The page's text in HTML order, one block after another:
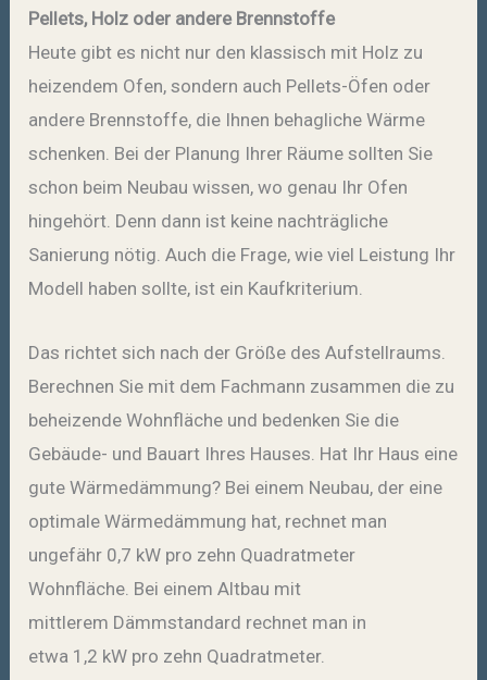
Pellets, Holz oder andere Brennstoffe
Heute gibt es nicht nur den klassisch mit Holz zu
heizendem Ofen, sondern auch Pellets-Öfen oder
andere Brennstoffe, die Ihnen behagliche Wärme
schenken. Bei der Planung Ihrer Räume sollten Sie
schon beim Neubau wissen, wo genau Ihr Ofen
hingehört. Denn dann ist keine nachträgliche
Sanierung nötig. Auch die Frage, wie viel Leistung Ihr
Modell haben sollte, ist ein Kaufkriterium.
Das richtet sich nach der Größe des Aufstellraums.
Berechnen Sie mit dem Fachmann zusammen die zu
beheizende Wohnfläche und bedenken Sie die
Gebäude- und Bauart Ihres Hauses. Hat Ihr Haus eine
gute Wärmedämmung? Bei einem Neubau, der eine
optimale Wärmedämmung hat, rechnet man
ungefähr 0,7 kW pro zehn Quadratmeter
Wohnfläche. Bei einem Altbau mit
mittlerem Dämmstandard rechnet man in
etwa 1,2 kW pro zehn Quadratmeter.